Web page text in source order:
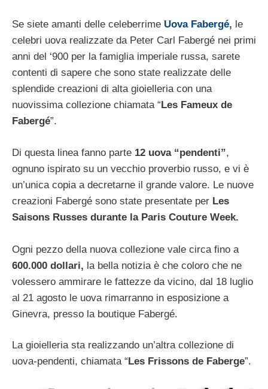
Se siete amanti delle celeberrime Uova Fabergé, le
celebri uova realizzate da Peter Carl Fabergé nei primi
anni del ‘900 per la famiglia imperiale russa, sarete
contenti di sapere che sono state realizzate delle
splendide creazioni di alta gioielleria con una
nuovissima collezione chiamata “ Les Fameux de
Fabergé”.
Di questa linea fanno parte 12 uova “pendenti”,
ognuno ispirato su un vecchio proverbio russo, e vi è
un’unica copia a decretarne il grande valore. Le nuove
creazioni Fabergé sono state presentate per Les
Saisons Russes durante la Paris Couture Week.
Ogni pezzo della nuova collezione vale circa fino a
600.000 dollari, la bella notizia è che coloro che ne
volessero ammirare le fattezze da vicino, dal 18 luglio
al 21 agosto le uova rimarranno in esposizione a
Ginevra, presso la boutique Fabergé.
La gioielleria sta realizzando un’altra collezione di
uova-pendenti, chiamata “ Les Frissons de Faberge”.